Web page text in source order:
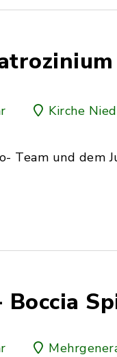
Kirche
Team und dem